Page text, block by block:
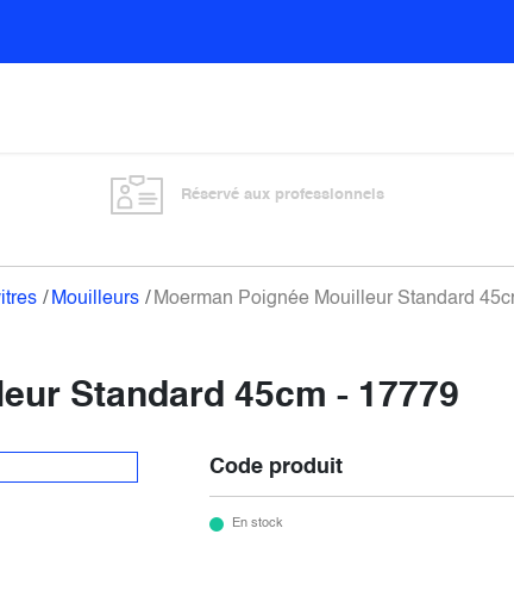
Réservé aux professionnels
Mouilleurs Moerman Poignée Mouilleur Standard
Standard 45cm - 17779
Code produit
En stock